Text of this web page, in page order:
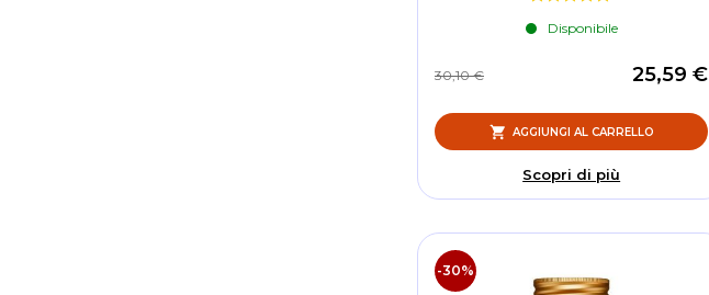
Disponibile
25,59 €
30,10 €
AGGIUNGI AL CARRELLO
Scopri di più
-30%